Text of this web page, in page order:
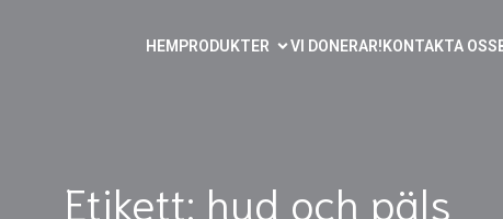
HEMPRODUKTER VI DONERAR!KONTAKTA OSS
Etikett: hud och päls